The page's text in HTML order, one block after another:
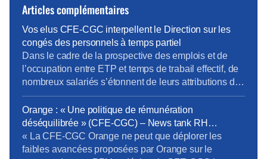
Articles complémentaires
Vos elus CFE-CGC interpellent le Direction sur les
congés des personnels à temps partiel
Dans le cadre de la prospective des emplois et de
l’occupation entre ETP et temps de trabail effectif, de
nombreux salariés s’étonnent de leurs attributions de
jour de congés. En effet pour pouvoir passer en temps
partiel, il est important d’en connaître toutes les règles
RH notamment les conséquences sur la paye, les
ICPC, la […]
Orange : « Une politique de rémunération
déséquilibrée » (CFE-CGC) – News tank RH
management
« La CFE-CGC Orange ne peut que déplorer les
faibles avancées proposées par Orange sur le